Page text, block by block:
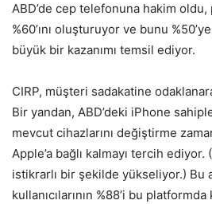
ABD’de cep telefonuna hakim oldu,
%60’ını oluşturuyor ve bunu
büyük bir kazanımı temsil ediyor.
CIRP, müşteri sadakatine
Bir yandan, ABD’deki iPhone
mevcut cihazlarını değiştirme
Apple’a bağlı kalmayı tercih ediyor.
istikrarlı bir şekilde yükseliyor.) Bu
kullanıcılarının %88’i bu